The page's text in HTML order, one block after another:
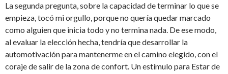
La segunda pregunta, sobre la capacidad de terminar lo que se
empieza, tocó mi orgullo, porque no quería quedar marcado
como alguien que inicia todo y no termina nada. De ese modo,
al evaluar la elección hecha, tendría que desarrollar la
automotivación para mantenerme en el camino elegido, con el
coraje de salir de la zona de confort. Un estímulo para Estar de